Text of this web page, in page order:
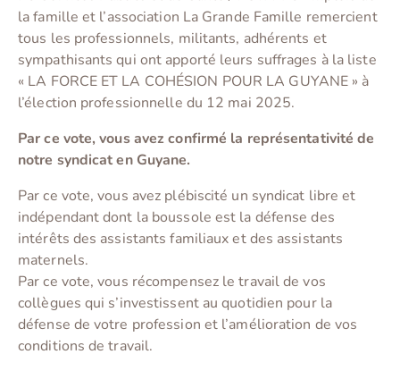
la famille et l’association La Grande Famille remercient
tous les professionnels, militants, adhérents et
sympathisants qui ont apporté leurs suffrages à la liste
« LA FORCE ET LA COHÉSION POUR LA GUYANE » à
l’élection professionnelle du 12 mai 2025.
Par ce vote, vous avez confirmé la représentativité de
notre syndicat en Guyane.
Par ce vote, vous avez plébiscité un syndicat libre et
indépendant dont la boussole est la défense des
intérêts des assistants familiaux et des assistants
maternels.
Par ce vote, vous récompensez le travail de vos
collègues qui s’investissent au quotidien pour la
défense de votre profession et l’amélioration de vos
conditions de travail.